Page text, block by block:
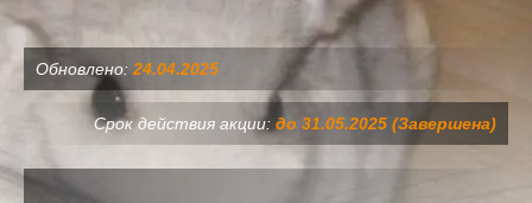
Обновлено: 24.04.2025
Срок действия акции: до 31.05.2025 (Завершена)